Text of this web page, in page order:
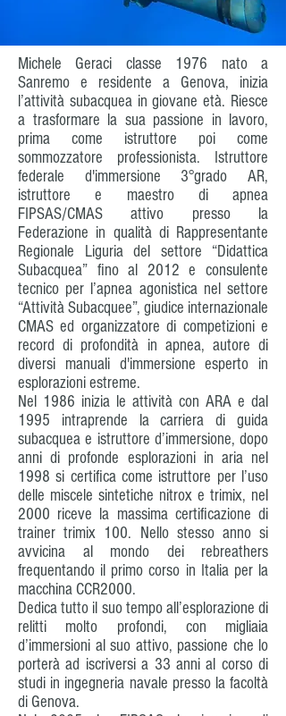
Michele Geraci classe 1976 nato a
Sanremo e residente a Genova, inizia
l’attività subacquea in giovane età. Riesce
a trasformare la sua passione in lavoro,
prima come istruttore poi come
sommozzatore professionista. Istruttore
federale d'immersione 3°grado AR,
istruttore e maestro di apnea
FIPSAS/CMAS attivo presso la
Federazione in qualità di Rappresentante
Regionale Liguria del settore “Didattica
Subacquea” fino al 2012 e consulente
tecnico per l’apnea agonistica nel settore
“Attività Subacquee”, giudice internazionale
CMAS ed organizzatore di competizioni e
record di profondità in apnea, autore di
diversi manuali d'immersione esperto in
esplorazioni estreme.
Nel 1986 inizia le attività con ARA e dal
1995 intraprende la carriera di guida
subacquea e istruttore d’immersione, dopo
anni di profonde esplorazioni in aria nel
1998 si certifica come istruttore per l’uso
delle miscele sintetiche nitrox e trimix, nel
2000 riceve la massima certificazione di
trainer trimix 100. Nello stesso anno si
avvicina al mondo dei rebreathers
frequentando il primo corso in Italia per la
macchina CCR2000.
Dedica tutto il suo tempo all’esplorazione di
relitti molto profondi, con migliaia
d’immersioni al suo attivo, passione che lo
porterà ad iscriversi a 33 anni al corso di
studi in ingegneria navale presso la facoltà
di Genova.